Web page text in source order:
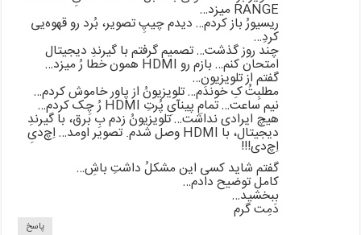
RANGE میزد…
ریسیورُ باز کردم… دیدم چیپِ تصویر، بُرد رو قهوه‌یی
کردِ…
چند روز گذشت… تصمیم گرفتم با گیرندِ دیجیتال
امتحان کنم… بازم رو HDMI همون خطا رُ میزد…
گفتم از تلویزیونِ…
مطلبِتُ کِ خوندم… تلویزیونُ از پاور خاموش کردم…
نیم ساعت… تمامِ پینآیِ پُرتِ HDMI رُ چِک کردم…
هیچ ایرادی نداشت… تلویزیونُ زدم بِ برق، با گیرندِ
دیجیتال، با HDMI وصل شدم. تصویر اومد… اِچ‌دیِ
اِچ‌دی!!!
گفتم شاید کسی این مشکلُ داشتِ باشِ…
کامل توضیح دادم…
ببخشید…
دَمِت گرم
پاسخ